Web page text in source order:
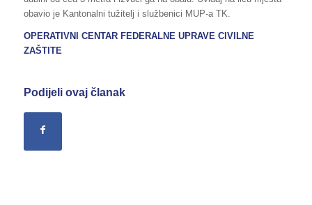
obavio je Kantonalni tužitelj i službenici MUP-a TK.
OPERATIVNI CENTAR FEDERALNE UPRAVE CIVILNE
ZAŠTITE
Podijeli ovaj članak